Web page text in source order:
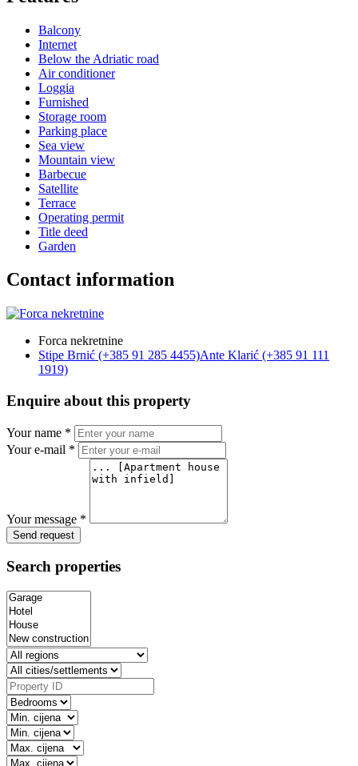
Balcony
Internet
Below the Adriatic road
Air conditioner
Loggia
Furnished
Storage room
Parking place
Sea view
Mountain view
Barbecue
Satellite
Terrace
Operating permit
Title deed
Garden
Contact information
Forca nekretnine
Stipe Brnić (+385 91 285 4455)Ante Klarić (+385 91 111
1919)
Enquire about this property
Your name *
Your e-mail *
Your message *
Send request
Search properties